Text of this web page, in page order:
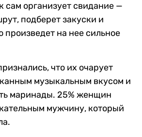
сам организует свидание —
подберет закуски и
произведет на нее сильное
что их очарует
музыкальным вкусом и
маринады. 25% женщин
мужчину, который